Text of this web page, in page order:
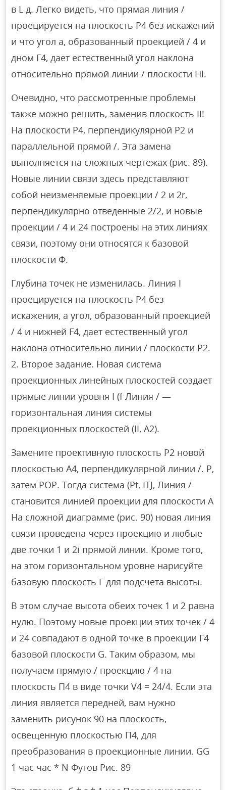
в L д. Легко видеть, что прямая линия /
проецируется на плоскость P4 без искажений
и что угол a, образованный проекцией / 4 и
дном Г4, дает естественный угол наклона
относительно прямой линии / плоскости Hi.
Очевидно, что рассмотренные проблемы
также можно решить, заменив плоскость II!
На плоскости P4, перпендикулярной P2 и
параллельной прямой /. Эта замена
выполняется на сложных чертежах (рис. 89).
Новые линии связи здесь представляют
собой неизменяемые проекции / 2 и 2r,
перпендикулярно отведенные 2/2, и новые
проекции / 4 и 24 построены на этих линиях
связи, поэтому они относятся к базовой
плоскости Φ.
Глубина точек не изменилась. Линия I
проецируется на плоскость P4 без
искажения, а угол, образованный проекцией
/ 4 и нижней F4, дает естественный угол
наклона относительно линии / плоскости P2.
2. Второе задание. Новая система
проекционных линейных плоскостей создает
прямые линии уровня I (f Линия / —
горизонтальная линия системы
проекционных плоскостей (II, A2).
Замените проективную плоскость P2 новой
плоскостью A4, перпендикулярной линии /. P,
затем POP. Тогда система (Pt, ITJ, Линия /
становится линией проекции для плоскости A
На сложной диаграмме (рис. 90) новая линия
связи проведена через проекцию и любые
две точки 1 и 2i прямой линии. Кроме того,
на этом горизонтальном уровне нарисуйте
базовую плоскость Г для подсчета высоты.
В этом случае высота обеих точек 1 и 2 равна
нулю. Поэтому новые проекции этих точек / 4
и 24 совпадают в одной точке в проекции Γ4
базовой плоскости G. Таким образом, мы
получаем прямую / проекцию / 4 на
плоскость П4 в виде точки V4 = 24/4. Если эта
линия является передней, вам нужно
заменить рисунок 90 на плоскость,
освещенную плоскостью П4, для
преобразования в проекционные линии. GG
1 час час * N Футов Рис. 89